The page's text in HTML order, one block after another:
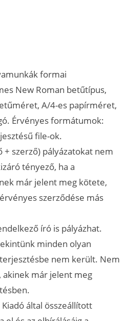
formai
New Roman betűtípus,
A/4-es papírméret,
Érvényes formátumok:
file-ok.
+ szerző) pályázatokat nem
tényező, ha a
már jelent meg kötete,
szerződése más
író is pályázhat.
minden olyan
nem került. Nem
akinek már jelent meg
által összeállított